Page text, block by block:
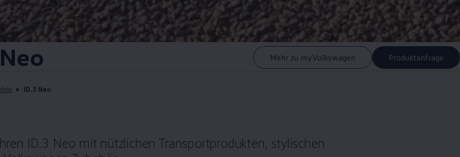
Mehr zu myVolkswagen Produktanfrage
ID.3 Neo
ID.3 Neo mit nützlichen Transportprodukten, stylischen